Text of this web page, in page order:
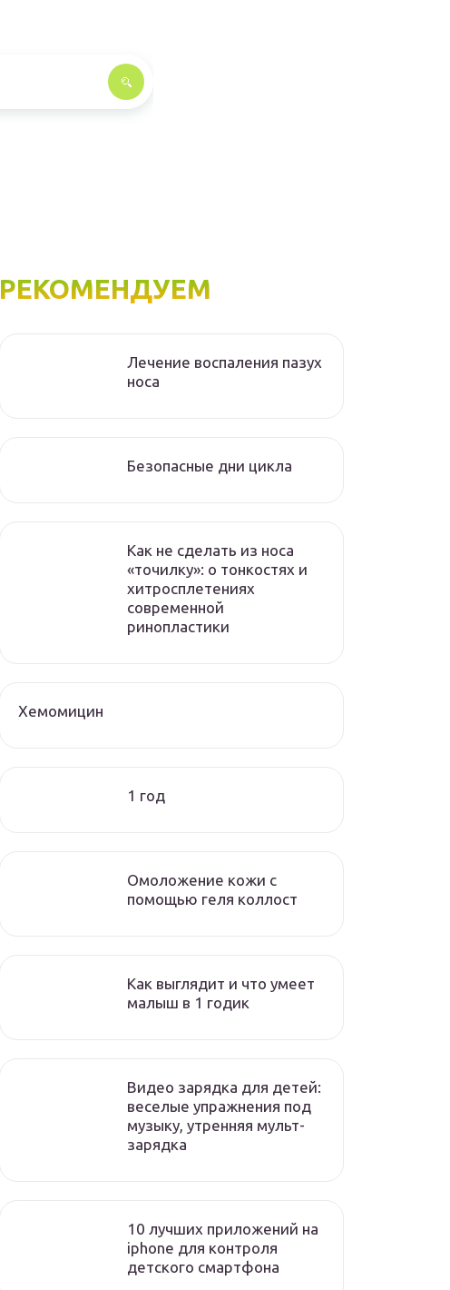
РЕКОМЕНДУЕМ
Лечение воспаления пазух
носа
Безопасные дни цикла
Как не сделать из носа
«точилку»: о тонкостях и
хитросплетениях
современной
ринопластики
Хемомицин
1 год
Омоложение кожи с
помощью геля коллост
Как выглядит и что умеет
малыш в 1 годик
Видео зарядка для детей:
веселые упражнения под
музыку, утренняя мульт-
зарядка
10 лучших приложений на
iphone для контроля
детского смартфона